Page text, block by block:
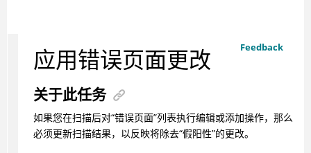
Feedback
应用错误页面更改
关于此任务
如果您在扫描后对“错误页面”列表执行编辑或添加操作，那么
必须更新扫描结果，以反映将除去“假阳性”的更改。